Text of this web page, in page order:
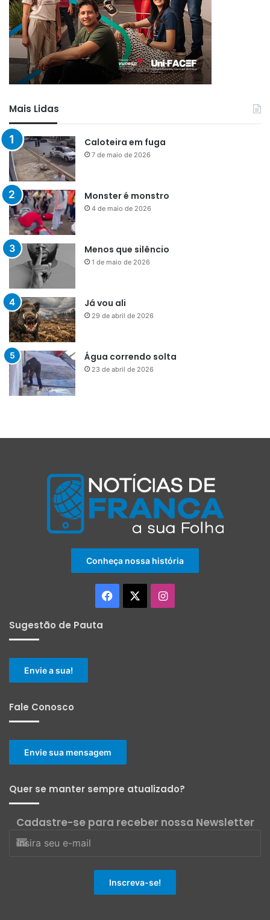
Mais Lidas
Caloteira em fuga
7 de maio de 2026
Monster é monstro
4 de maio de 2026
Menos que silêncio
1 de maio de 2026
Já vou ali
29 de abril de 2026
Água correndo solta
23 de abril de 2026
Conheça nossa história
Facebook Instagram
Sugestão de Pauta
Envie a sua!
Fale Conosco
Envie sua mensagem
Quer se manter sempre atualizado?
Cadastre-se para receber nossa Newsletter